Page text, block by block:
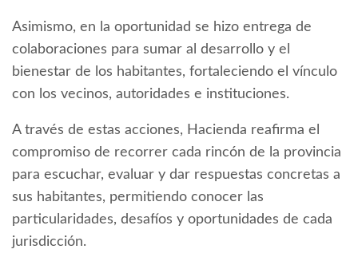
Asimismo, en la oportunidad se hizo entrega de
colaboraciones para sumar al desarrollo y el
bienestar de los habitantes, fortaleciendo el vínculo
con los vecinos, autoridades e instituciones.
A través de estas acciones, Hacienda reafirma el
compromiso de recorrer cada rincón de la provincia
para escuchar, evaluar y dar respuestas concretas a
sus habitantes, permitiendo conocer las
particularidades, desafíos y oportunidades de cada
jurisdicción.